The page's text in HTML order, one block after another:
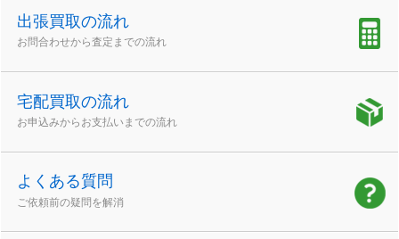
出張買取の流れ
お問合わせから査定までの流れ
宅配買取の流れ
お申込みからお支払いまでの流れ
よくある質問
ご依頼前の疑問を解消